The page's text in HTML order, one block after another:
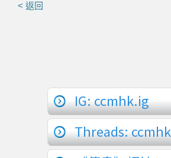
< 返回
IG: ccmhk.ig
Threads: